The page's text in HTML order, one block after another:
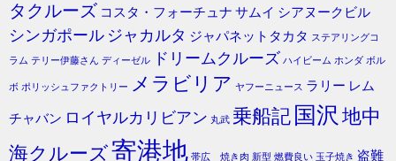
タクルーズ コスタ・フォーチュナ サムイ シアヌークビル
シンガポール ジャカルタ ジャパネットタカタ ステアリングコ
ラム テリー伊藤さん ディーゼル ドリームクルーズ ハイビーム ホンダ ボル
ボ ポリッシュファクトリー メラビリア ヤフーニュース ラリー レム
チャバン ロイヤルカリビアン 丸武 乗船記 国沢 地中
海クルーズ寄港地 帯広 焼き肉 新型 燃費良い 玉子焼き 盗難